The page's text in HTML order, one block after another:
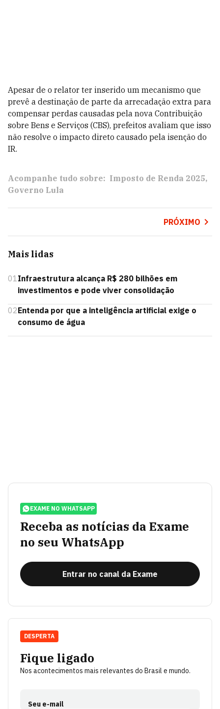
Apesar de o relator ter inserido um mecanismo que
prevê a destinação de parte da arrecadação extra para
compensar perdas causadas pela nova Contribuição
sobre Bens e Serviços (CBS), prefeitos avaliam que isso
não resolve o impacto direto causado pela isenção do
IR.
Acompanhe tudo sobre: Imposto de Renda 2025
Governo Lula
PRÓXIMO
Mais lidas
01Infraestrutura alcança R$ 280 bilhões em
investimentos e pode viver consolidação
02Entenda por que a inteligência artificial exige o
consumo de água
EXAME NO WHATSAPP
Receba as notícias da Exame
no seu WhatsApp
Entrar no canal da Exame
Fique ligado
Nos acontecimentos mais relevantes do Brasil e mundo.
Seu e-mail
DESPERTA